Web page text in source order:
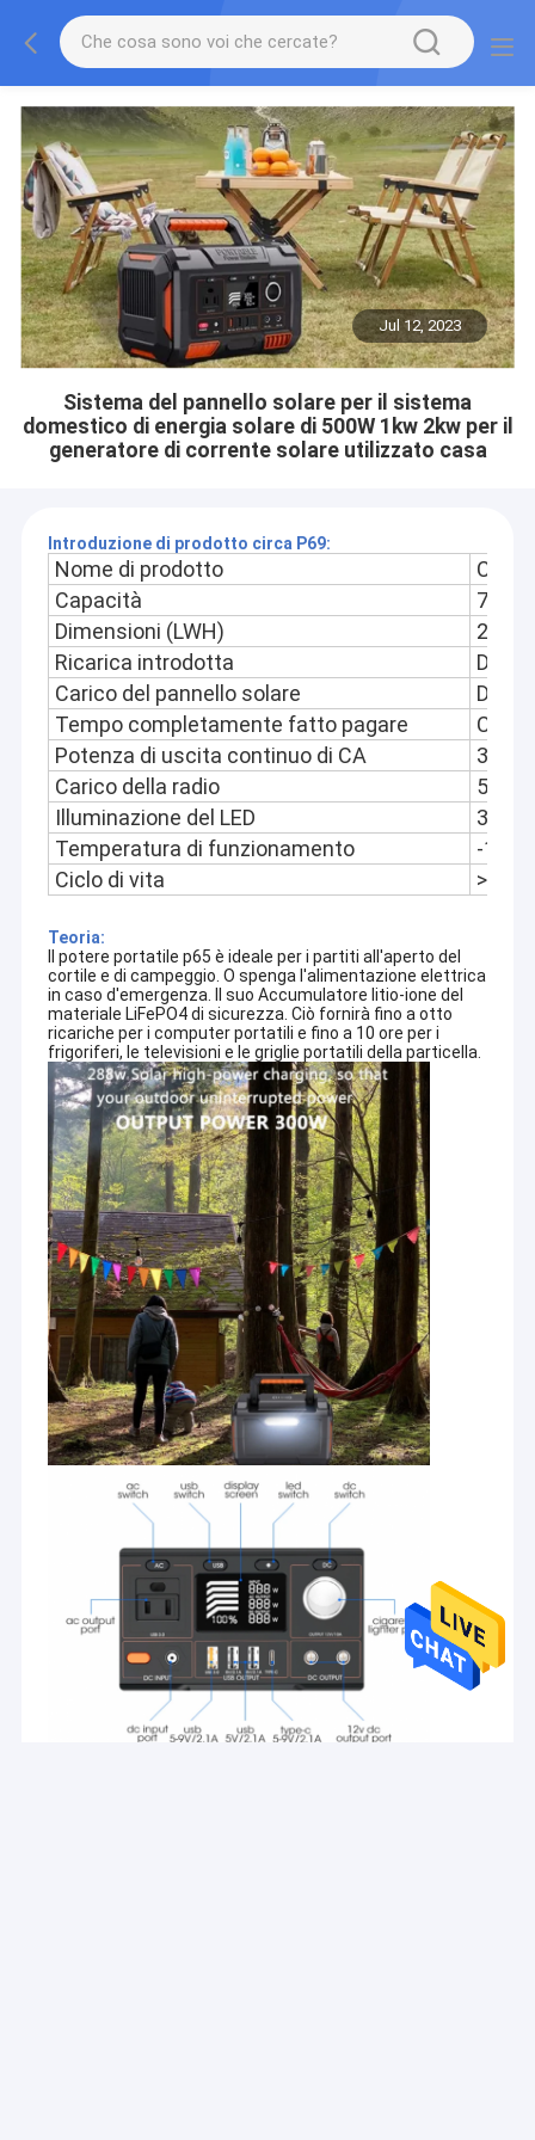
Jul 12, 2023
Sistema del pannello solare per il sistema
domestico di energia solare di 500W 1kw 2kw per il
generatore di corrente solare utilizzato casa
Introduzione di prodotto circa P69:
Nome di prodotto
Capacità
Dimensioni (LWH)
Ricarica introdotta
Carico del pannello solare
Tempo completamente fatto pagare
CC
Potenza di uscita continuo di CA
300W
Carico della radio
5W
Illuminazione del LED
3W
Temperatura di funzionamento
-
Ciclo di vita
Teoria:
Il potere portatile p65 è ideale per i partiti all'aperto del
cortile e di campeggio. O spenga l'alimentazione elettrica
in caso d'emergenza. Il suo Accumulatore litio-ione del
materiale LiFePO4 di sicurezza. Ciò fornirà fino a otto
ricariche per i computer portatili e fino a 10 ore per i
frigoriferi, le televisioni e le griglie portatili della particella.